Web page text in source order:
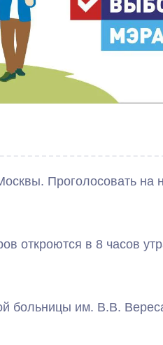
Проголосовать на
откроются в 8 часов
больницы им. В.В.